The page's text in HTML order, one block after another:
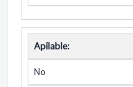
Apilable:
No